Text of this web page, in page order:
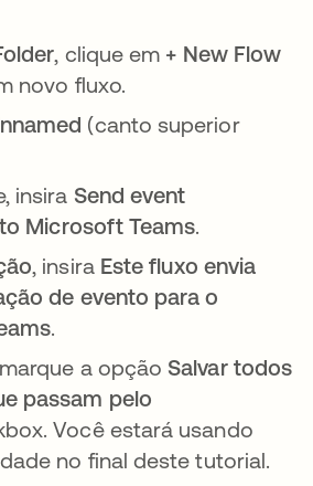
, clique em + New Flow
novo fluxo.
(canto superior
insira Send event
Microsoft Teams.
, insira Este fluxo envia
de evento para o
.
a opção Salvar todos
passam pelo
Você estará usando
no final deste tutorial.